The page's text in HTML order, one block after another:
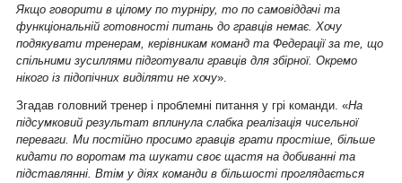
Якщо говорити в цілому по турніру, то по самовіддачі та
функціональній готовності питань до гравців немає. Хочу
подякувати тренерам, керівникам команд та Федерації за те, що
спільними зусиллями підготували гравців для збірної. Окремо
нікого із підопічних виділяти не хочу».
Згадав головний тренер і проблемні питання у грі команди. «На
підсумковий результат вплинула слабка реалізація чисельної
переваги. Ми постійно просимо гравців грати простіше, більше
кидати по воротам та шукати своє щастя на добиванні та
підставлянні. Втім у діях команди в більшості проглядається